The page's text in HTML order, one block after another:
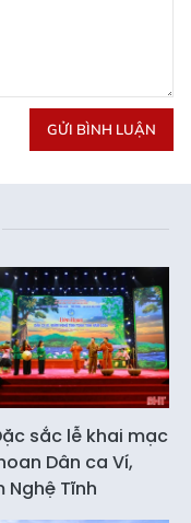
GỬI BÌNH LUẬN
sắc lễ khai mạc
Dân ca Ví,
Nghệ Tĩnh